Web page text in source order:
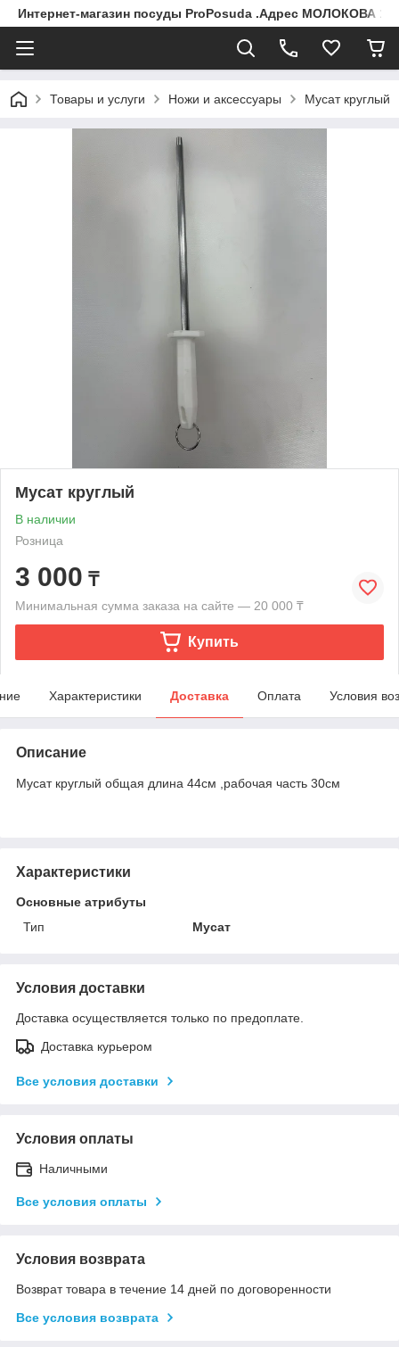
Интернет-магазин посуды ProPosuda .Адрес МОЛОКОВА
Товары и услуги Ножи и аксессуары Мусат круглый
Мусат круглый
В наличии
Розница
3 000 ₸
Минимальная сумма заказа на сайте — 20 000 ₸
Купить
Характеристики Доставка Оплата Условия
Описание
Мусат круглый общая длина 44см ,рабочая часть 30см
Характеристики
Основные атрибуты
Тип
Мусат
Условия доставки
Доставка осуществляется только по предоплате.
Доставка курьером
Все условия доставки
Условия оплаты
Наличными
Все условия оплаты
Условия возврата
Возврат товара в течение 14 дней по договоренности
Все условия возврата